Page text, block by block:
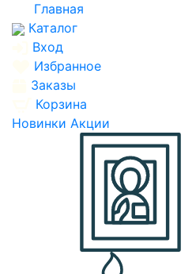
Главная
Каталог
Вход
Избранное
Заказы
Корзина
Новинки Акции